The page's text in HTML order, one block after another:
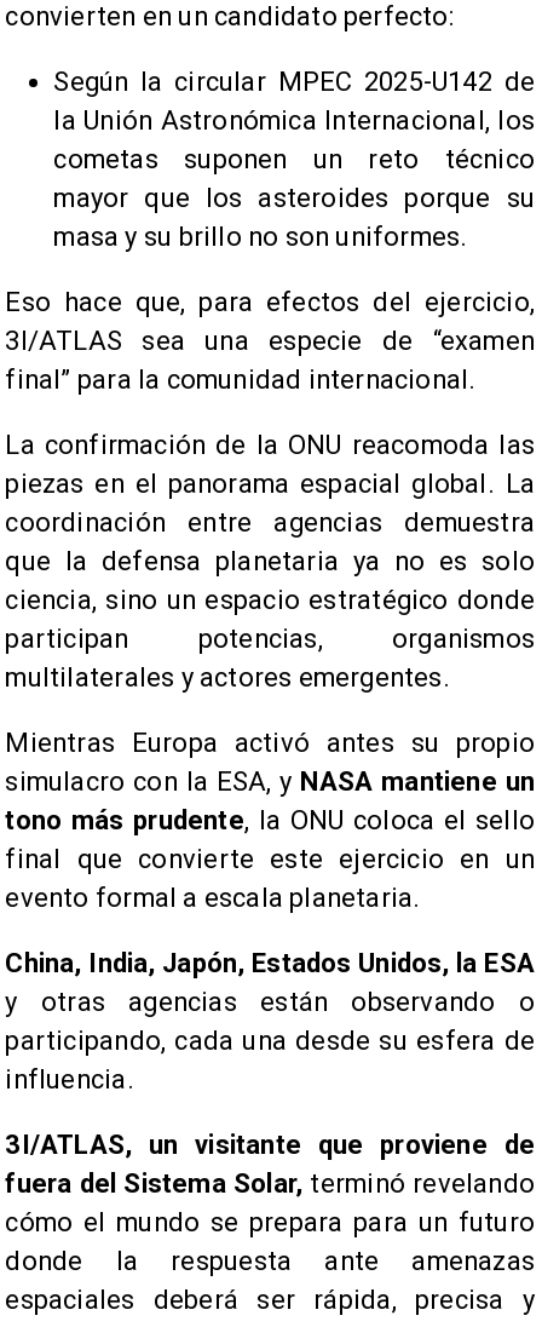
convierten en un candidato perfecto:
Según la circular MPEC 2025-U142 de
la Unión Astronómica Internacional, los
cometas suponen un reto técnico
mayor que los asteroides porque su
masa y su brillo no son uniformes.
Eso hace que, para efectos del ejercicio,
3I/ATLAS sea una especie de “examen
final” para la comunidad internacional.
La confirmación de la ONU reacomoda las
piezas en el panorama espacial global. La
coordinación entre agencias demuestra
que la defensa planetaria ya no es solo
ciencia, sino un espacio estratégico donde
participan potencias, organismos
multilaterales y actores emergentes.
Mientras Europa activó antes su propio
simulacro con la ESA, y NASA mantiene un
tono más prudente, la ONU coloca el sello
final que convierte este ejercicio en un
evento formal a escala planetaria.
China, India, Japón, Estados Unidos, la ESA
y otras agencias están observando o
participando, cada una desde su esfera de
influencia.
3I/ATLAS, un visitante que proviene de
fuera del Sistema Solar, terminó revelando
cómo el mundo se prepara para un futuro
donde la respuesta ante amenazas
espaciales deberá ser rápida, precisa y